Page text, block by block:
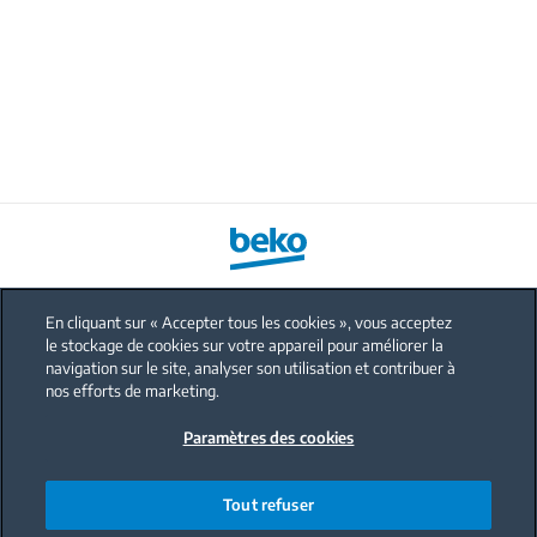
FAQ
Protection données personnelles
Mentions légales
Nous contacter
Code de conduite
En cliquant sur « Accepter tous les cookies », vous acceptez
le stockage de cookies sur votre appareil pour améliorer la
navigation sur le site, analyser son utilisation et contribuer à
nos efforts de marketing.
Paramètres des cookies
Tout refuser